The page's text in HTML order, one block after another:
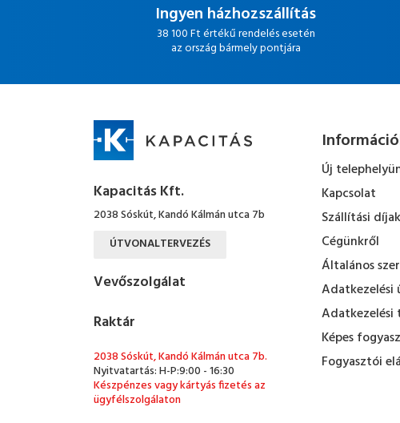
Ingyen házhozszállítás
38 100 Ft értékű rendelés esetén
az ország bármely pontjára
Kapacitás Kft.
2038 Sóskút, Kandó Kálmán utca 7b
ÚTVONALTERVEZÉS
Vevőszolgálat
Raktár
2038 Sóskút, Kandó Kálmán utca 7b.
Nyitvatartás: H-P:9:00 - 16:30
Készpénzes vagy kártyás fizetés az
ügyfélszolgálaton
Új
Kapcsolat
Szállítási díjak
Cégünkről
Általános
Adatkezelési
Képes
Fogyasztói